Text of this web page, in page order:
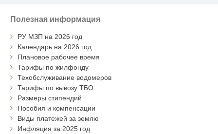
Полезная информация
РУ МЗП на 2026 год
Календарь на 2026 год
Плановое рабочее время
Тарифы по жилфонду
Техобслуживание водомеров
Тарифы по вывозу ТБО
Размеры стипендий
Пособия и компенсации
Виды платежей за землю
Инфляция за 2025 год